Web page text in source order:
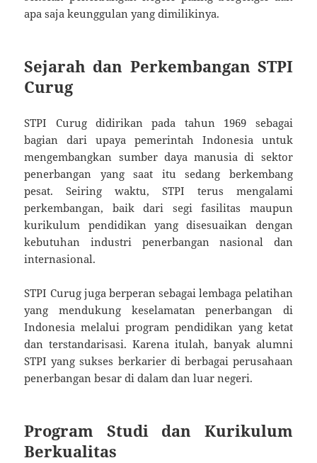
apa saja keunggulan yang dimilikinya.
Sejarah dan Perkembangan STPI
Curug
STPI Curug didirikan pada tahun 1969 sebagai
bagian dari upaya pemerintah Indonesia untuk
mengembangkan sumber daya manusia di sektor
penerbangan yang saat itu sedang berkembang
pesat. Seiring waktu, STPI terus mengalami
perkembangan, baik dari segi fasilitas maupun
kurikulum pendidikan yang disesuaikan dengan
kebutuhan industri penerbangan nasional dan
internasional.
STPI Curug juga berperan sebagai lembaga pelatihan
yang mendukung keselamatan penerbangan di
Indonesia melalui program pendidikan yang ketat
dan terstandarisasi. Karena itulah, banyak alumni
STPI yang sukses berkarier di berbagai perusahaan
penerbangan besar di dalam dan luar negeri.
Program Studi dan Kurikulum
Berkualitas